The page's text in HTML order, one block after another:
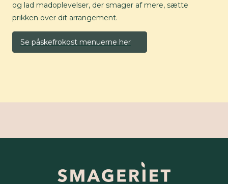
og lad madoplevelser, der smager af mere, sætte
prikken over dit arrangement.
Se påskefrokost menuerne her